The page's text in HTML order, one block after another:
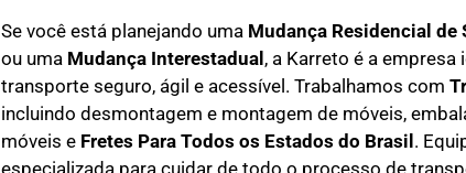
Se você está planejando uma Mudança Residencial de
ou uma Mudança Interestadual, a Karreto é a empresa
transporte seguro, ágil e acessível. Trabalhamos com
incluindo desmontagem e montagem de móveis,
móveis e Fretes Para Todos os Estados do Brasil.
especializada para cuidar de todo o processo de